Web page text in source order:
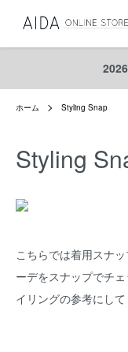
ホーム Styling Snap
Styling
こちらでは着用スナ
ーデをスナップでチ
イリングの参考にして